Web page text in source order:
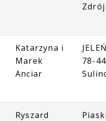
Zdrój
Katarzyna i
Marek
Anciar
78-
Ryszard